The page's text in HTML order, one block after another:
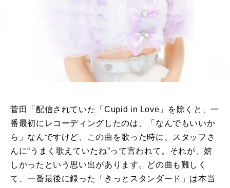
菅田「配信されていた「Cupid in Love 」を除くと、一
番最初にレコーディングしたのは、「なんでもいいか
ら」なんですけど、この曲を歌った時に、スタッフさ
んに“うまく歌えていたね”って言われて。それが、嬉
しかったという思い出があります。どの曲も難しく
て、一番最後に録った「きっとスタンダード」は本当